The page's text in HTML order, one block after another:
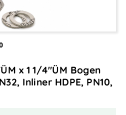
x 1 1/4"ÜM Bogen
Inliner HDPE, PN10,